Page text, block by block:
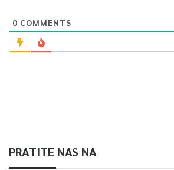
0 COMMENTS
PRATITE NAS NA